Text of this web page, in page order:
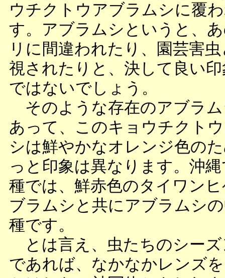
ウチクトウアブラムシに覆
す。アブラムシというと、
リに間違われたり、園芸害
視されたりと、決して良い
ではないでしょう。
そのような存在のアブラ
あって、このキョウチクト
シは鮮やかなオレンジ色の
っと印象は異なります。沖
種では、鮮赤色のタイワン
ブラムシと共にアブラムシ
種です。
とは言え、虫たちのシーズ
であれば、なかなかレンズ